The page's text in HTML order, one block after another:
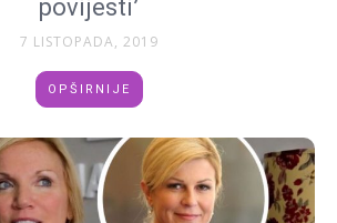
povijesti’
7 LISTOPADA, 2019
OPŠIRNIJE